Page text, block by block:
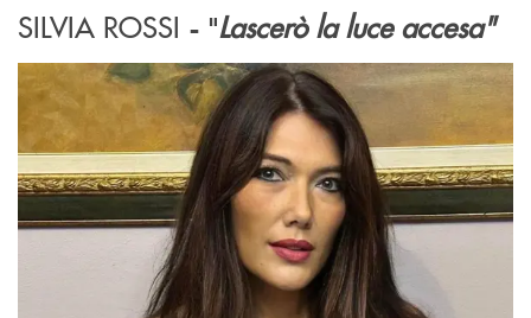
SILVIA ROSSI - "Lascerò la luce accesa"